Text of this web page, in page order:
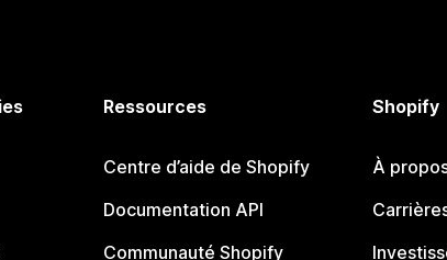
Ressources
Centre d’aide de Shopify
Documentation API
Communauté Shopify
Shopify
À